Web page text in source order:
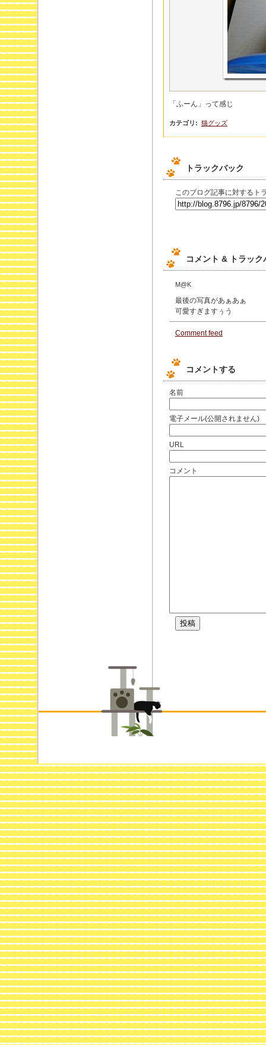
「ふーん」って感じ
カテゴリ : 猫グッズ
トラックバック
このブログ記事に対するト
コメント & トラック
M@K
最後の写真があぁあぁ
可愛すぎますぅう
Comment feed
コメントする
名前
電子メール(公開されません)
URL
コメント